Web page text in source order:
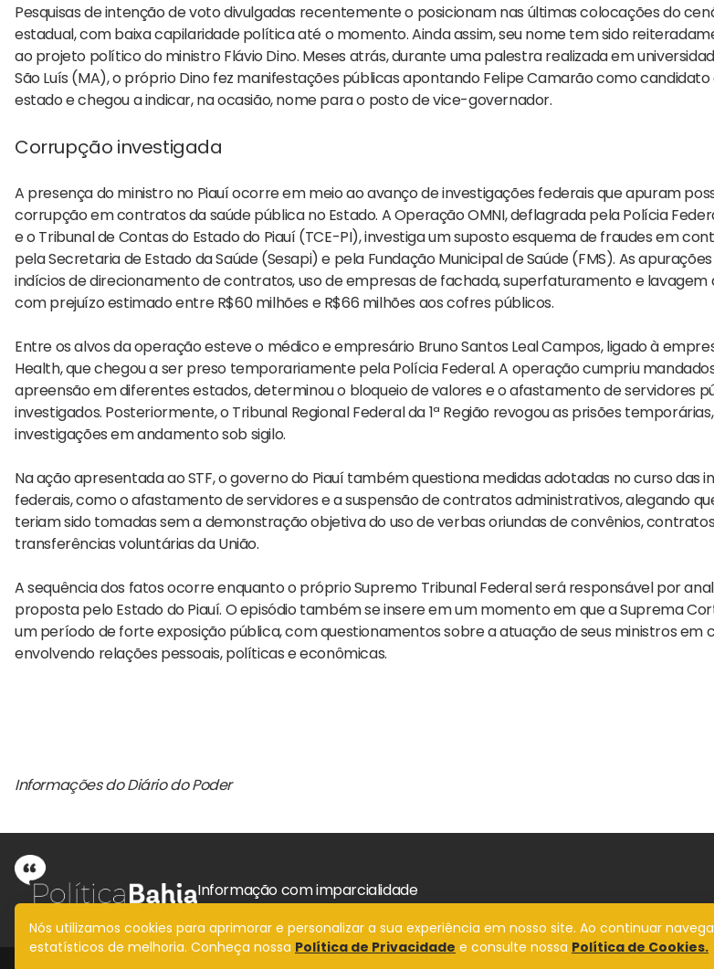
Pesquisas de intenção de voto divulgadas recentemente o posicionam nas últimas colocações do
estadual, com baixa capilaridade política até o momento. Ainda assim, seu nome tem sido
ao projeto político do ministro Flávio Dino. Meses atrás, durante uma palestra realizada em
São Luís (MA), o próprio Dino fez manifestações públicas apontando Felipe Camarão como
estado e chegou a indicar, na ocasião, nome para o posto de vice-governador.
Corrupção investigada
A presença do ministro no Piauí ocorre em meio ao avanço de investigações federais que apuram
corrupção em contratos da saúde pública no Estado. A Operação OMNI, deflagrada pela Polícia
e o Tribunal de Contas do Estado do Piauí (TCE-PI), investiga um suposto esquema de fraudes em
pela Secretaria de Estado da Saúde (Sesapi) e pela Fundação Municipal de Saúde (FMS). As
indícios de direcionamento de contratos, uso de empresas de fachada, superfaturamento e lavagem
com prejuízo estimado entre R$60 milhões e R$66 milhões aos cofres públicos.
Entre os alvos da operação esteve o médico e empresário Bruno Santos Leal Campos, ligado à
Health, que chegou a ser preso temporariamente pela Polícia Federal. A operação cumpriu
apreensão em diferentes estados, determinou o bloqueio de valores e o afastamento de servidores
investigados. Posteriormente, o Tribunal Regional Federal da 1ª Região revogou as prisões
investigações em andamento sob sigilo.
Na ação apresentada ao STF, o governo do Piauí também questiona medidas adotadas no curso das
federais, como o afastamento de servidores e a suspensão de contratos administrativos, alegando
teriam sido tomadas sem a demonstração objetiva do uso de verbas oriundas de convênios,
transferências voluntárias da União.
A sequência dos fatos ocorre enquanto o próprio Supremo Tribunal Federal será responsável por
proposta pelo Estado do Piauí. O episódio também se insere em um momento em que a Suprema
um período de forte exposição pública, com questionamentos sobre a atuação de seus ministros em
envolvendo relações pessoais, políticas e econômicas.
Informações do Diário do Poder
Informação com imparcialidade
Nós utilizamos cookies para aprimorar e personalizar a sua experiência em nosso site. Ao continuar
estatísticos de melhoria. Conheça nossa Política de Privacidade e consulte nossa Política de Cookies.